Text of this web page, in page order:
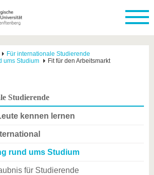
Für internationale Studierende
ums Studium
Fit für den Arbeitsmarkt
Studierende
kennen lernen
rund ums Studium
für Studierende